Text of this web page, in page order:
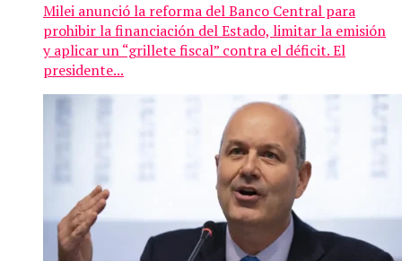
Milei anunció la reforma del Banco Central para
prohibir la financiación del Estado, limitar la emisión
y aplicar un “grillete fiscal” contra el déficit. El
presidente...